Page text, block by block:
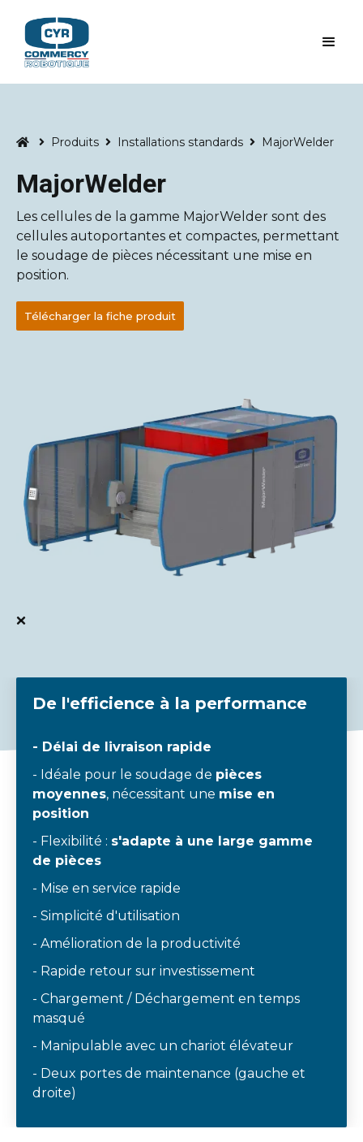
  Produits  Installations standards  MajorWelder
MajorWelder
Les cellules de la gamme MajorWelder sont des
cellules autoportantes et compactes, permettant
le soudage de pièces nécessitant une mise en
position.
Télécharger la fiche produit


De l'efficience à la performance
- Délai de livraison rapide
- Idéale pour le soudage de pièces
moyennes, nécessitant une mise en
position
- Flexibilité : s'adapte à une large gamme
de pièces
- Mise en service rapide
- Simplicité d'utilisation
- Amélioration de la productivité
- Rapide retour sur investissement
- Chargement / Déchargement en temps
masqué
- Manipulable avec un chariot élévateur
- Deux portes de maintenance (gauche et
droite)